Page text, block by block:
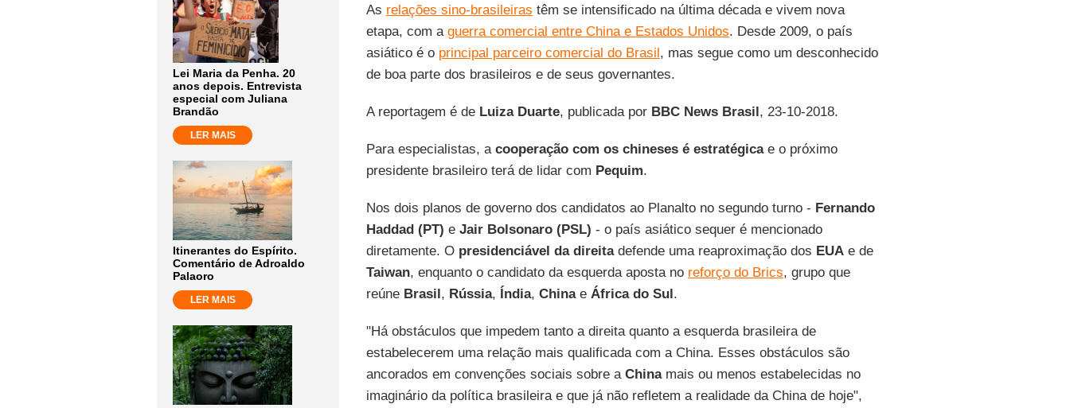
Lei Maria da Penha. 20
anos depois. Entrevista
especial com Juliana
Brandão
LER MAIS
Itinerantes do Espírito.
Comentário de Adroaldo
Palaoro
LER MAIS
As relações sino-brasileiras têm se intensificado na última década e vivem nova
etapa, com a guerra comercial entre China e Estados Unidos. Desde 2009, o país
asiático é o principal parceiro comercial do Brasil, mas segue como um desconhecido
de boa parte dos brasileiros e de seus governantes.
A reportagem é de Luiza Duarte, publicada por BBC News Brasil, 23-10-2018.
Para especialistas, a cooperação com os chineses é estratégicae o próximo
presidente brasileiro terá de lidar com Pequim.
Nos dois planos de governo dos candidatos ao Planalto no segundo turno - Fernando
Haddad (PT) e Jair Bolsonaro (PSL) - o país asiático sequer é mencionado
diretamente. O presidenciável da direitadefende uma reaproximação dos EUAe de
Taiwan, enquanto o candidato da esquerda aposta no reforço do Brics, grupo que
reúne Brasil, Rússia, Índia, Chinae África do Sul.
"Há obstáculos que impedem tanto a direita quanto a esquerda brasileira de
estabelecerem uma relação mais qualificada com a China. Esses obstáculos são
ancorados em convenções sociais sobre a Chinamais ou menos estabelecidas no
imaginário da política brasileira e que já não refletem a realidade da China de hoje",